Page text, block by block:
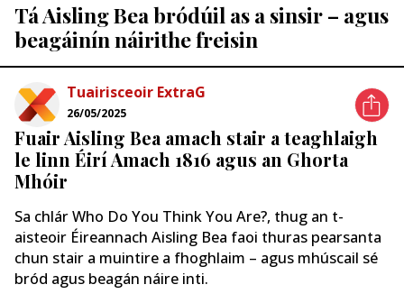
Tá Aisling Bea bródúil as a sinsir – agus
beagáinín náirithe freisin
Tuairisceoir ExtraG
26/05/2025
Fuair ​​Aisling Bea amach stair a teaghlaigh
le linn Éirí Amach 1816 agus an Ghorta
Mhóir
Sa chlár Who Do You Think You Are?, thug an t-
aisteoir Éireannach Aisling Bea faoi thuras pearsanta
chun stair a muintire a fhoghlaim – agus mhúscail sé
bród agus beagán náire inti.